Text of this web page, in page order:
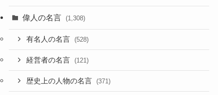
偉人の名言 (1,308)
有名人の名言 (528)
経営者の名言 (121)
歴史上の人物の名言 (371)